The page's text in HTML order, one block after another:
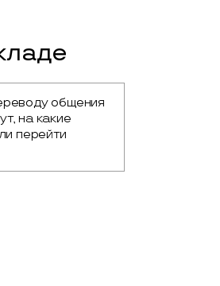
общения
на какие
перейти